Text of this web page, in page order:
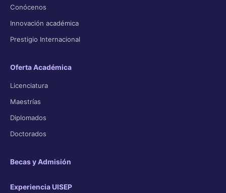
Conócenos
Innovación académica
Prestigio Internacional
Oferta Académica
Licenciatura
Maestrías
Diplomados
Doctorados
Becas y Admisión
Experiencia UISEP